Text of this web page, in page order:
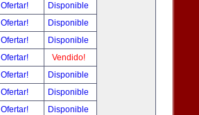
Ofertar!
Disponible
Ofertar!
Disponible
Ofertar!
Disponible
Ofertar!
Vendido!
Ofertar!
Disponible
Ofertar!
Disponible
Ofertar!
Disponible